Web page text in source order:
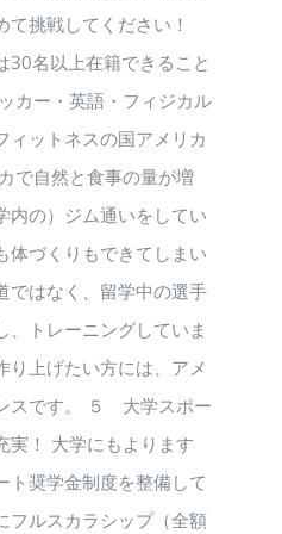
て挑戦してください！
30名以上在籍できること
カー・英語・フィジカル
ィットネスの国アメリカ
で自然と食事の量が増
内の）ジム通いをしてい
体づくりもできてしまい
ではなく、留学中の選手
、トレーニングしていま
り上げたい方には、アメ
スです。 ５ 大学スポー
実！ 大学にもよります
ト奨学金制度を整備して
フルスカラシップ（全額